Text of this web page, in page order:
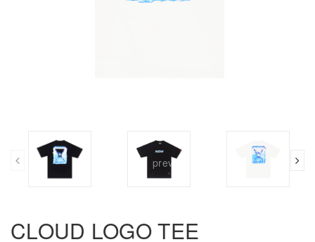
prev
CLOUD LOGO TEE